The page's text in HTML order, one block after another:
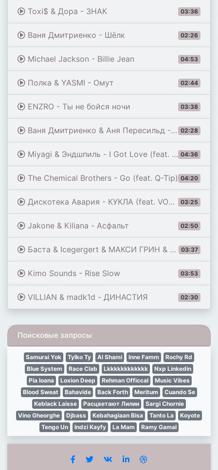
03:36
Toxi$ & Дора - ЗНАК
02:26
Ваня Дмитриенко - Шёлк
04:53
Michael Jackson - Billie Jean
02:44
Полка & YASMI - Омут
03:38
ENZRO - Ты не бойся ночи
02:28
Ваня Дмитриенко & Аня Пересильд - Силуэт (из к/ф «Алиса в Стране Чудес»)
04:36
Miyagi & Эндшпиль - I Got Love (feat. Рем Дигга)
04:20
The Chemical Brothers - Go (feat. Q-Tip)
03:25
Дискотека Авария - КУКЛА (feat. VONAMOUR) [Remix 2026]
02:50
Jakone & Kiliana - Асфальт
03:37
Баста & Icegergert & МАКСИ ГРИН & Onative - Возле дома твоего
03:53
Kimo Sounds - Rise Slow
02:30
VILLIAN & madk1d - ДИНАСТИЯ
Поисковые запросы
Samurai Yok Tylko Ty Al Shami Inne Famm
Rochy Rd
Blue System
Race Clab Lkkkkkkkkkkkk
Nxp Linkedin
Pia Ioana
Loxion Deep Rehman Officcal
Music Vibes
Blood Sweat
Bahavide Back Forth Meritum
Cuando Se
Keblack Laisse
Расцветают Лилии
Sargi Chornie
Vino Gheorghe
Djbass Kebahagiaan Bisa Tanto La
Koyote
Tengo Un
Indzi Kayfy La Mam Ramy Gamal